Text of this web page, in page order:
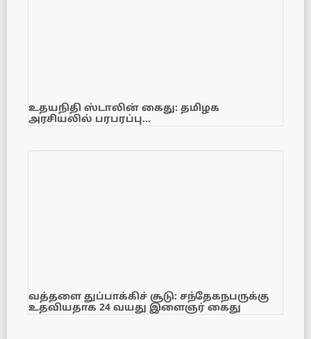
உதயநிதி ஸ்டாலின் கைது: தமிழக
அரசியலில் பரபரப்பு…
வத்தளை துப்பாக்கிச் சூடு: சந்தேகநபருக்கு
உதவியதாக 24 வயது இளைஞர் கைது